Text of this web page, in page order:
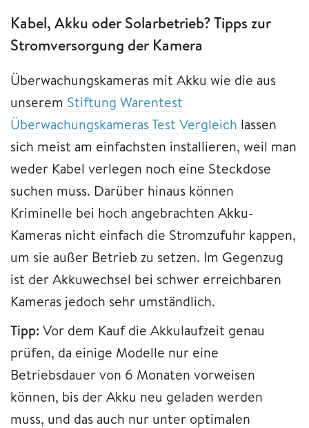
Kabel, Akku oder Solarbetrieb? Tipps zur
Stromversorgung der Kamera
Überwachungskameras mit Akku wie die aus
unserem Stiftung Warentest
Überwachungskameras Test Vergleich lassen
sich meist am einfachsten installieren, weil man
weder Kabel verlegen noch eine Steckdose
suchen muss. Darüber hinaus können
Kriminelle bei hoch angebrachten Akku-
Kameras nicht einfach die Stromzufuhr kappen,
um sie außer Betrieb zu setzen. Im Gegenzug
ist der Akkuwechsel bei schwer erreichbaren
Kameras jedoch sehr umständlich.
Tipp: Vor dem Kauf die Akkulaufzeit genau
prüfen, da einige Modelle nur eine
Betriebsdauer von 6 Monaten vorweisen
können, bis der Akku neu geladen werden
muss, und das auch nur unter optimalen